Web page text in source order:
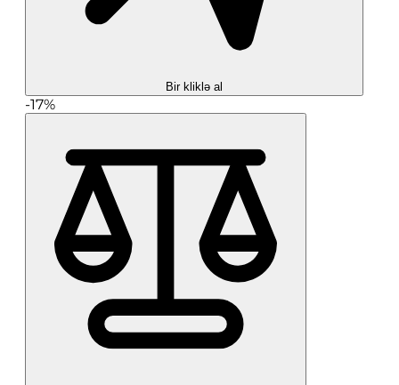
Bir kliklə al
-17%